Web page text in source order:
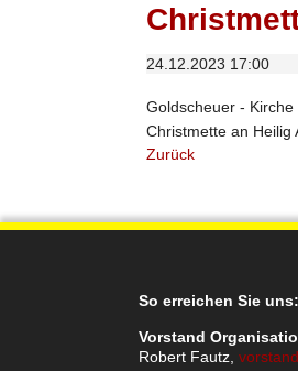
24.12.2023 17:00
Goldscheuer - Kirche
Christmette an Heilig
Zurück
So erreichen Sie uns:
Vorstand
Robert Fautz,